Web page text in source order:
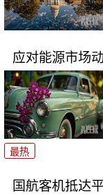
应对能源市场
最热
国航客机抵达